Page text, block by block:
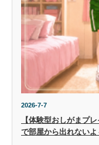
2026-7-7
【体験型おしがまプ
で部屋から出れないよ